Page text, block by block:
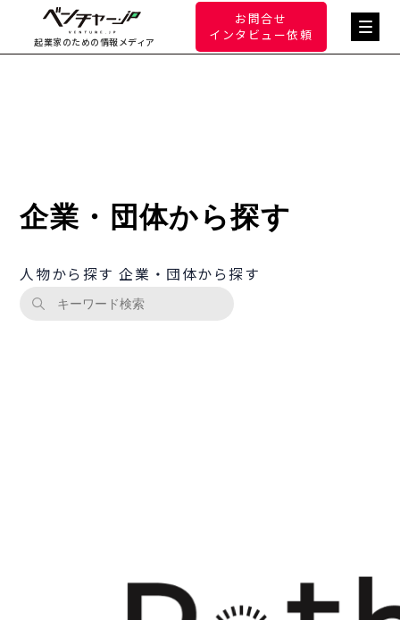
起業家のための情報メディア
お問合せ
インタビュー依頼
企業・団体から探す
人物から探す 企業・団体から探す